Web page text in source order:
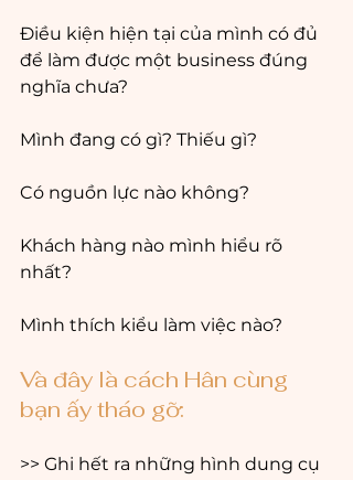
Điều kiện hiện tại của mình có đủ
để làm được một business đúng
nghĩa chưa?
Mình đang có gì? Thiếu gì?
Có nguồn lực nào không?
Khách hàng nào mình hiểu rõ
nhất?
Mình thích kiểu làm việc nào?
Và đây là cách Hân cùng
bạn ấy tháo gỡ:
>> Ghi hết ra những hình dung cụ